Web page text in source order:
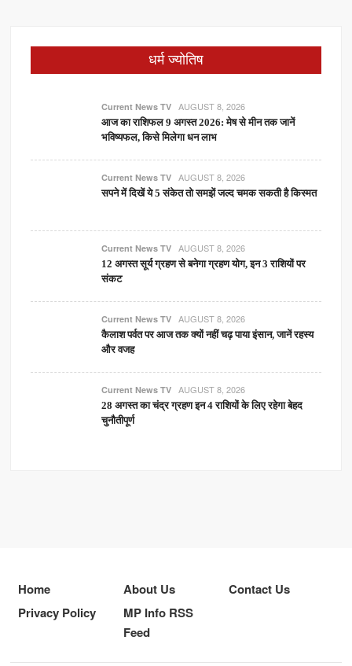
धर्म ज्योतिष
Current News TV AUGUST 8, 2026
आज का राशिफल 9 अगस्त 2026: मेष से मीन तक जानें
भविष्यफल, किसे मिलेगा धन लाभ
Current News TV AUGUST 8, 2026
सपने में दिखें ये 5 संकेत तो समझें जल्द चमक सकती है किस्मत
Current News TV AUGUST 8, 2026
12 अगस्त सूर्य ग्रहण से बनेगा ग्रहण योग, इन 3 राशियों पर
संकट
Current News TV AUGUST 8, 2026
कैलाश पर्वत पर आज तक क्यों नहीं चढ़ पाया इंसान, जानें रहस्य
और वजह
Current News TV AUGUST 8, 2026
28 अगस्त का चंद्र ग्रहण इन 4 राशियों के लिए रहेगा बेहद
चुनौतीपूर्ण
Home About Us
Contact Us
Privacy Policy
MP Info RSS
Feed